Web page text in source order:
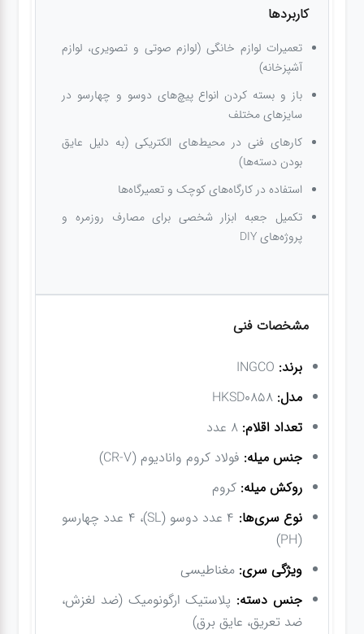
کاربردها
تعمیرات لوازم خانگی (لوازم صوتی و تصویری، لوازم
آشپزخانه)
باز و بسته کردن انواع پیچ‌های دوسو و چهارسو در
سایزهای مختلف
کارهای فنی در محیط‌های الکتریکی (به دلیل عایق
بودن دسته‌ها)
استفاده در کارگاه‌های کوچک و تعمیرگاه‌ها
تکمیل جعبه ابزار شخصی برای مصارف روزمره و
پروژه‌های DIY
مشخصات فنی
برند:
مدل: HKSD0858
تعداد اقلام: 8 عدد
جنس میله: فولاد کروم وانادیوم (CR-V)
روکش میله: کروم
نوع سری‌ها:
4 عدد دوسو (SL)، 4 عدد چهارسو
(PH)
ویژگی سری: مغناطیسی
جنس دسته: پلاستیک ارگونومیک (ضد لغزش،
ضد تعریق، عایق برق)